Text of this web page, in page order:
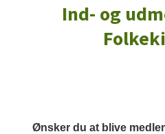
Ind- og
Ønsker du at blive